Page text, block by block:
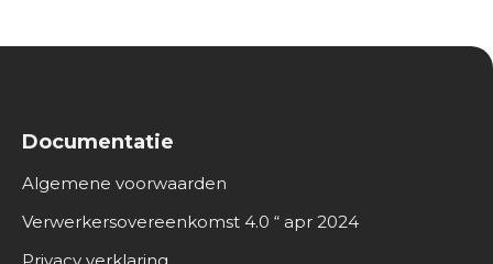
Documentatie
Algemene voorwaarden
Verwerkersovereenkomst 4.0 “ apr 2024